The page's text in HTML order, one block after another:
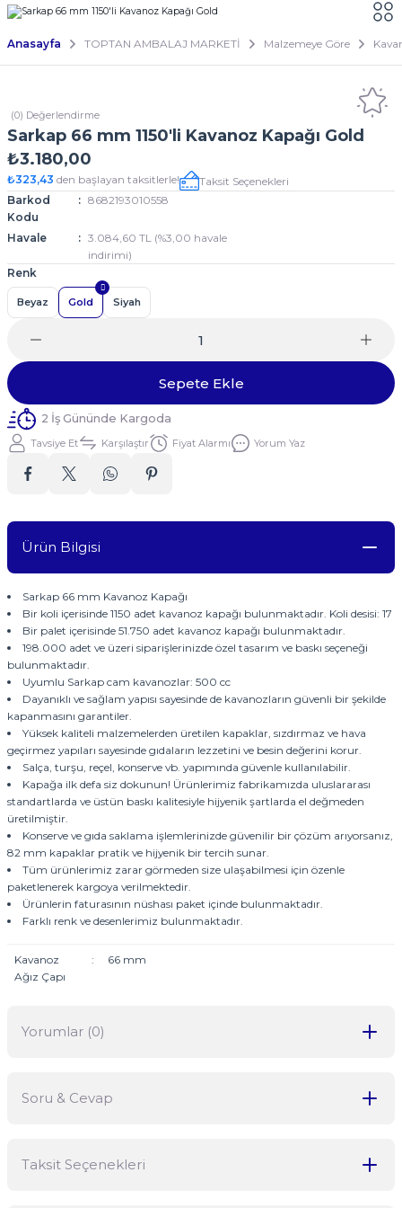
Anasayfa TOPTAN AMBALAJ MARKETİ Malzemeye Göre
(0) Değerlendirme
Sarkap 66 mm 1150'li Kavanoz Kapağı Gold
₺3.180,00
₺323,43 den başlayan taksitlerle!
Taksit Seçenekleri
Barkod
Kodu
8682193010558
Havale
3.084,60 TL (%3,00 havale
indirimi)
Renk
Beyaz Gold Siyah
Sepete Ekle
2 İş Gününde Kargoda
Tavsiye Et Karşılaştır Fiyat Alarmı Yorum Yaz
Ürün Bilgisi
Sarkap 66 mm Kavanoz Kapağı
Bir koli içerisinde 1150 adet kavanoz kapağı bulunmaktadır. Koli desisi: 17
Bir palet içerisinde 51.750 adet kavanoz kapağı bulunmaktadır.
198.000 adet ve üzeri siparişlerinizde özel tasarım ve baskı seçeneği
bulunmaktadır.
Uyumlu Sarkap cam kavanozlar: 500 cc
Dayanıklı ve sağlam yapısı sayesinde de kavanozların güvenli bir şekilde
kapanmasını garantiler.
Yüksek kaliteli malzemelerden üretilen kapaklar, sızdırmaz ve hava
geçirmez yapıları sayesinde gıdaların lezzetini ve besin değerini korur.
Salça, turşu, reçel, konserve vb. yapımında güvenle kullanılabilir.
Kapağa ilk defa siz dokunun! Ürünlerimiz fabrikamızda uluslararası
standartlarda ve üstün baskı kalitesiyle hijyenik şartlarda el değmeden
üretilmiştir.
Konserve ve gıda saklama işlemlerinizde güvenilir bir çözüm arıyorsanız,
82 mm kapaklar pratik ve hijyenik bir tercih sunar.
Tüm ürünlerimiz zarar görmeden size ulaşabilmesi için özenle
paketlenerek kargoya verilmektedir.
Ürünlerin faturasının nüshası paket içinde bulunmaktadır.
Farklı renk ve desenlerimiz bulunmaktadır.
Kavanoz
Ağız Çapı
: 66 mm
Yorumlar (0)
Soru & Cevap
Taksit Seçenekleri